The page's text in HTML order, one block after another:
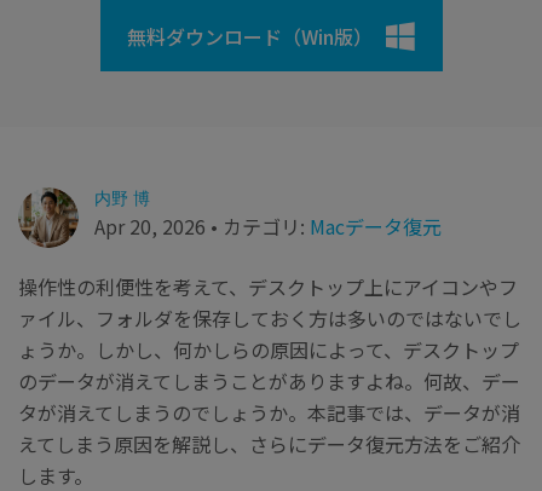
消えたデータ/ 誤削除したデータも完全無料で復元
スマホで始めよう
関連製品（データ修復/ バックアップ）
Repairit - データ修復
無料ダウンロード（Win版）
内野 博
Apr 20, 2026 • カテゴリ: Macデータ復元
操作性の利便性を考えて、デスクトップ上にアイコンやフ
ァイル、フォルダを保存しておく方は多いのではないでし
ょうか。しかし、何かしらの原因によって、デスクトップ
のデータが消えてしまうことがありますよね。何故、デー
タが消えてしまうのでしょうか。本記事では、データが消
えてしまう原因を解説し、さらにデータ復元方法をご紹介
します。